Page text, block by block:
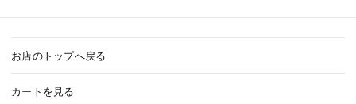
お店のトップへ戻る
カートを見る